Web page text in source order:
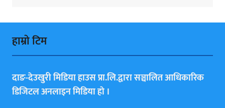
हाम्राे टिम
दाङ-देउखुरी मिडिया हाउस प्रा.लि.द्वारा सञ्चालित आधिकारिक
डिजिटल अनलाइन मिडिया हाे ।